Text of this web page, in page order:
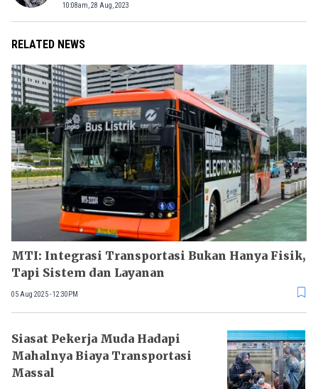
10:08am, 28 Aug, 2023
RELATED NEWS
MTI: Integrasi Transportasi Bukan Hanya Fisik,
Tapi Sistem dan Layanan
05 Aug 2025 - 12:30PM
Siasat Pekerja Muda Hadapi
Mahalnya Biaya Transportasi
Massal